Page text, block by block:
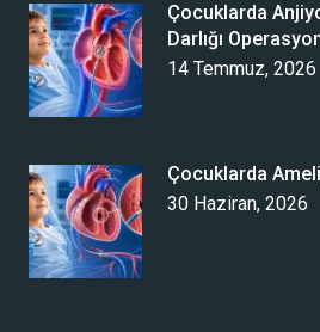
Çocuklarda
Darlığı
14 Temmuz, 2026
Çocuklarda
30 Haziran, 2026